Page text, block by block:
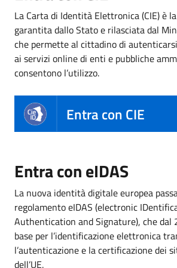
La Carta di Identità Elettronica (CIE) è
garantita dallo Stato e rilasciata dal
che permette al cittadino di
ai servizi online di enti e pubbliche
consentono l’utilizzo.
Entra con CIE
Entra con eIDAS
La nuova identità digitale europea
regolamento eIDAS (electronic
Authentication and Signature), che dal
base per l’identificazione elettronica
l’autenticazione e la certificazione dei
dell’UE.